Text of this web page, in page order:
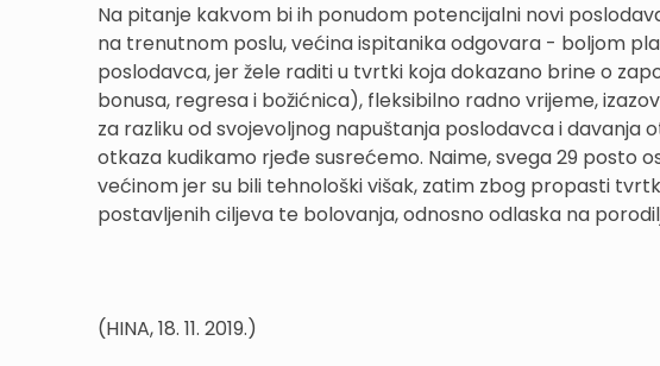
Na pitanje kakvom bi ih ponudom potencijalni novi
na trenutnom poslu, većina ispitanika odgovara - boljom
poslodavca, jer žele raditi u tvrtki koja dokazano brine o
bonusa, regresa i božićnica), fleksibilno radno vrijeme,
za razliku od svojevoljnog napuštanja poslodavca i davanja
otkaza kudikamo rjeđe susrećemo. Naime, svega 29 posto
većinom jer su bili tehnološki višak, zatim zbog propasti
postavljenih ciljeva te bolovanja, odnosno odlaska na
(HINA, 18. 11. 2019.)